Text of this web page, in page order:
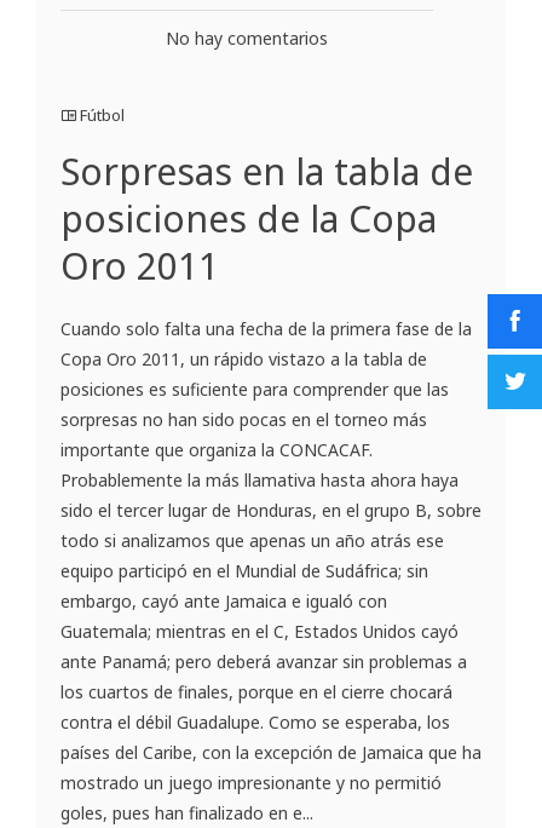
No hay comentarios
Fútbol
Sorpresas en la tabla de
posiciones de la Copa
Oro 2011
Cuando solo falta una fecha de la primera fase de la
Copa Oro 2011, un rápido vistazo a la tabla de
posiciones es suficiente para comprender que las
sorpresas no han sido pocas en el torneo más
importante que organiza la CONCACAF.
Probablemente la más llamativa hasta ahora haya
sido el tercer lugar de Honduras, en el grupo B, sobre
todo si analizamos que apenas un año atrás ese
equipo participó en el Mundial de Sudáfrica; sin
embargo, cayó ante Jamaica e igualó con
Guatemala; mientras en el C, Estados Unidos cayó
ante Panamá; pero deberá avanzar sin problemas a
los cuartos de finales, porque en el cierre chocará
contra el débil Guadalupe. Como se esperaba, los
países del Caribe, con la excepción de Jamaica que ha
mostrado un juego impresionante y no permitió
goles, pues han finalizado en e...